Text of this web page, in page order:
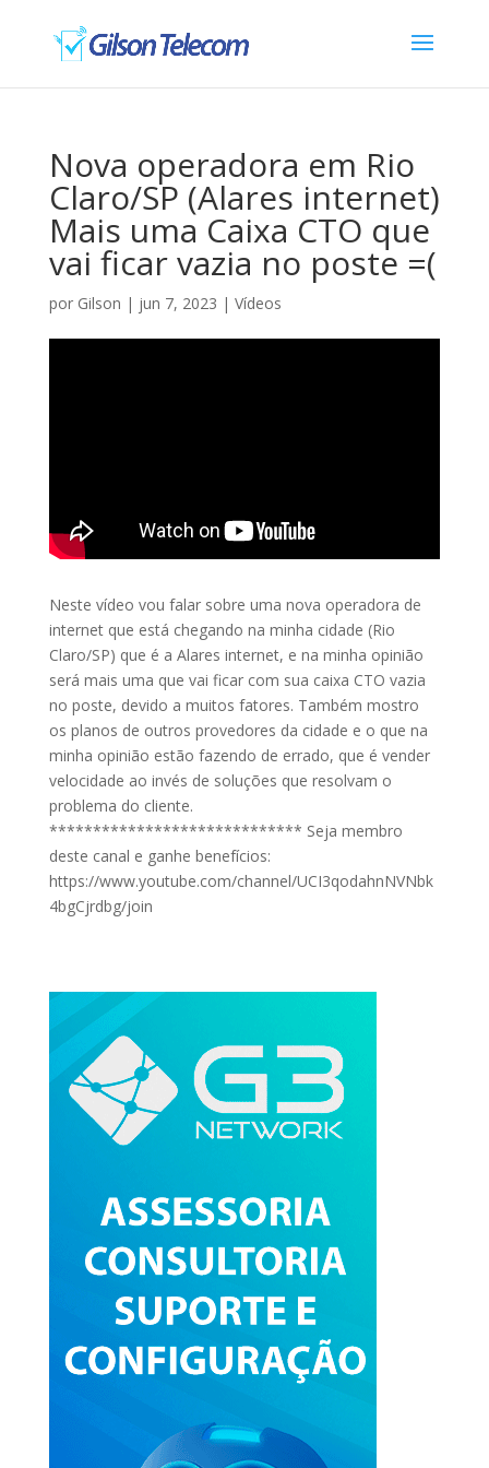
Nova operadora em Rio
Claro/SP (Alares internet)
Mais uma Caixa CTO que
vai ficar vazia no poste =(
por Gilson | jun 7, 2023 | Vídeos
Neste vídeo vou falar sobre uma nova operadora de
internet que está chegando na minha cidade (Rio
Claro/SP) que é a Alares internet, e na minha opinião
será mais uma que vai ficar com sua caixa CTO vazia
no poste, devido a muitos fatores. Também mostro
os planos de outros provedores da cidade e o que na
minha opinião estão fazendo de errado, que é vender
velocidade ao invés de soluções que resolvam o
problema do cliente.
***************************** Seja membro
deste canal e ganhe benefícios:
https://www.youtube.com/channel/UCI3qodahnNVNbk
4bgCjrdbg/join